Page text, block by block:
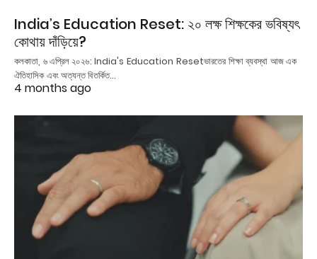
India’s Education Reset: ২০ লক্ষ শিক্ষকের ভবিষ্যৎ
কোথায় দাঁড়িয়ে?
কলকাতা, ৬ এপ্রিল ২০২৬: India's Education Resetভারতের শিক্ষা ব্যবস্থা আজ এক
ঐতিহাসিক এবং অত্যন্ত বিতর্কিত…
4 months ago